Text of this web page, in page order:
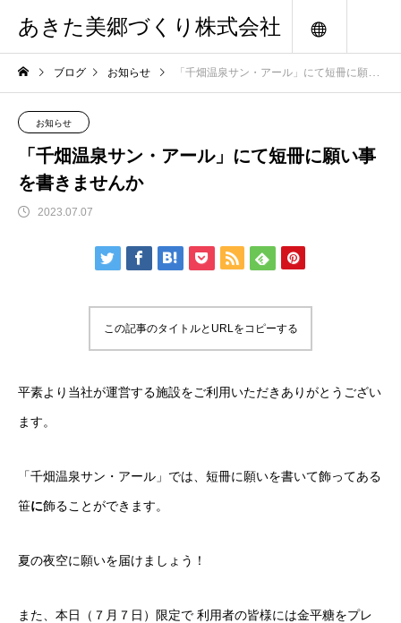
あきた美郷づくり株式会社
ブログ お知らせ 「千畑温泉サン・アール」にて短冊に願い事を書きませんか
お知らせ
「千畑温泉サン・アール」にて短冊に願い事
を書きませんか
2023.07.07
この記事のタイトルとURLをコピーする
平素より当社が運営する施設をご利用いただきありがとうござい
ます。
「千畑温泉サン・アール」では、短冊に願いを書いて飾ってある
笹に飾ることができます。
夏の夜空に願いを届けましょう！
また、本日（７月７日）限定で 利用者の皆様には金平糖をプレ